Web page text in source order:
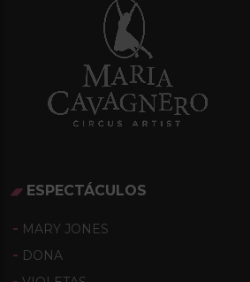
ESPECTÁCULOS
MARY JONES
DONA